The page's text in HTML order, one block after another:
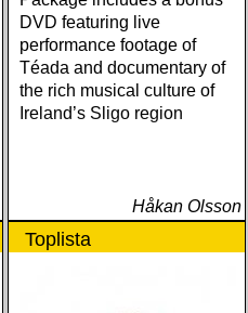
DVD featuring live
performance footage of
Téada and documentary of
the rich musical culture of
Ireland’s Sligo region
Håkan Olsson
Toplista